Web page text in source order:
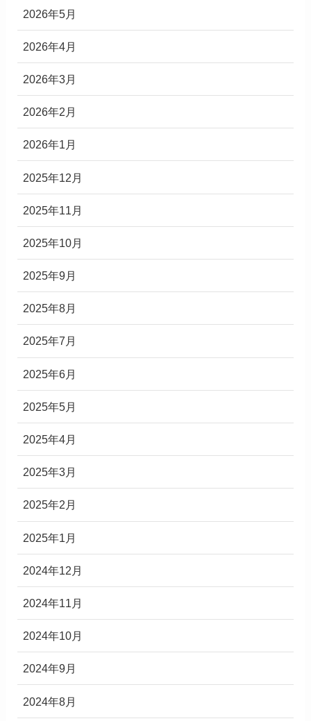
2026年5月
2026年4月
2026年3月
2026年2月
2026年1月
2025年12月
2025年11月
2025年10月
2025年9月
2025年8月
2025年7月
2025年6月
2025年5月
2025年4月
2025年3月
2025年2月
2025年1月
2024年12月
2024年11月
2024年10月
2024年9月
2024年8月